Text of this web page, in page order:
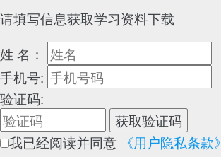
请填写信息获取学习资料下载
姓 名：
手机号:
验证码:
获取验证码
我已经阅读并同意
《用户隐私条款》